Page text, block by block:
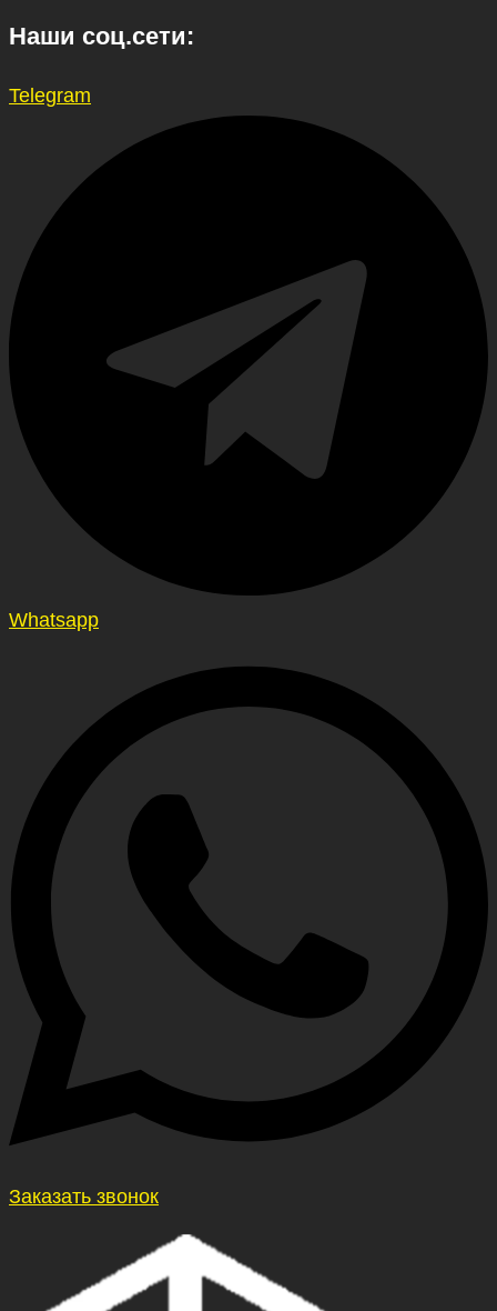
Наши соц.сети:
Telegram
Whatsapp
Заказать звонок